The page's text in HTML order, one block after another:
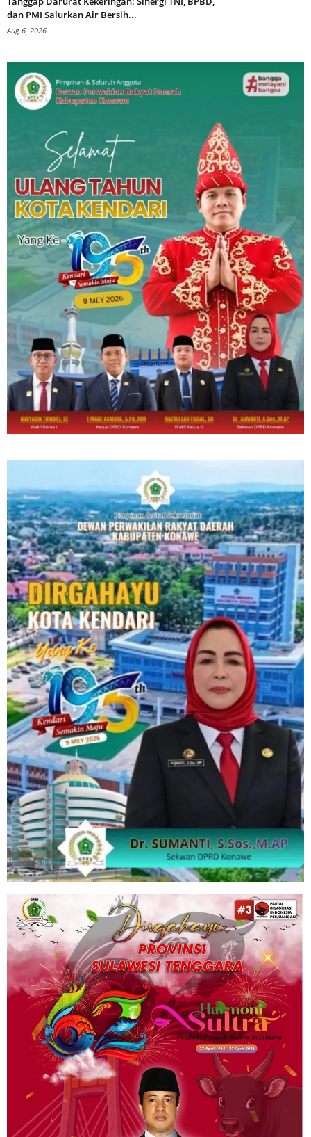
dan PMI Salurkan Air Bersih...
Aug 6, 2026